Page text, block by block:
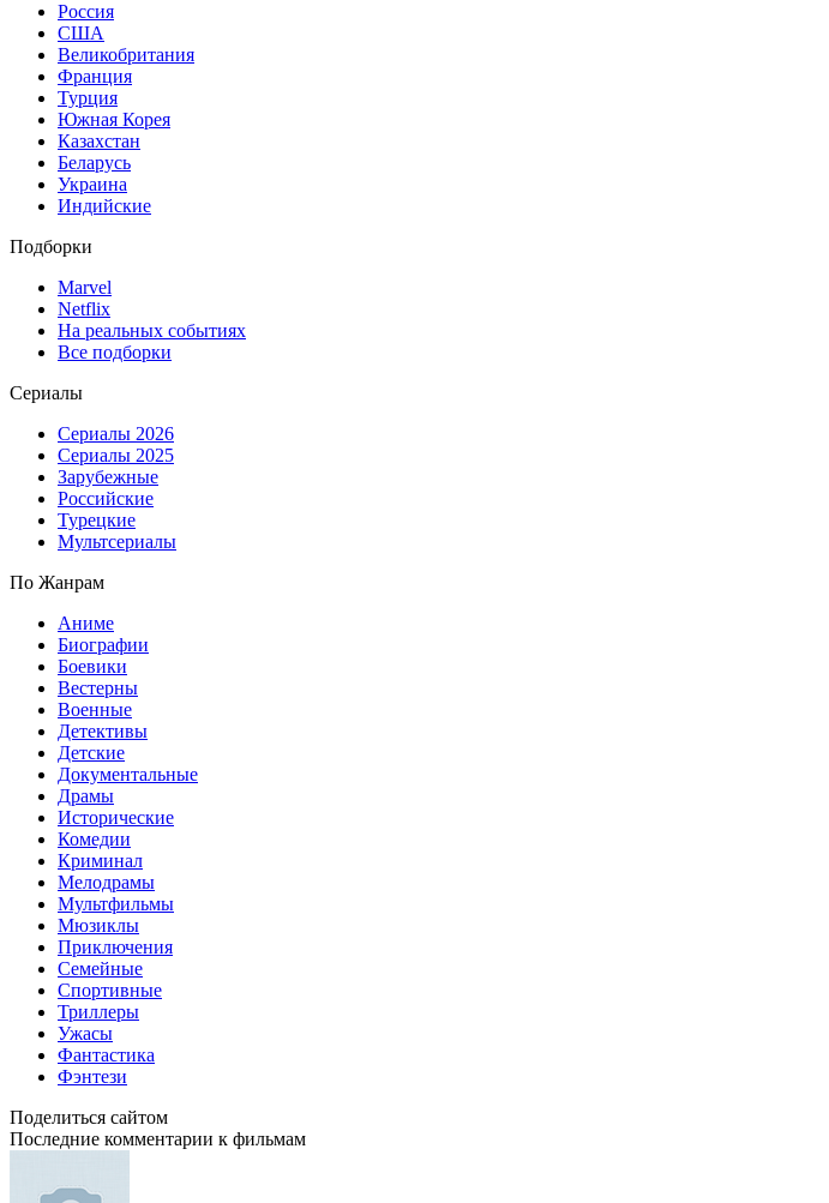
Россия
США
Великобритания
Франция
Турция
Южная Корея
Казахстан
Беларусь
Украина
Индийские
Подборки
Marvel
Netflix
На реальных событиях
Все подборки
Сериалы
Сериалы 2026
Сериалы 2025
Зарубежные
Российские
Турецкие
Мультсериалы
По Жанрам
Аниме
Биографии
Боевики
Вестерны
Военные
Детективы
Детские
Документальные
Драмы
Исторические
Комедии
Криминал
Мелодрамы
Мультфильмы
Мюзиклы
Приключения
Семейные
Спортивные
Триллеры
Ужасы
Фантастика
Фэнтези
Поделиться сайтом
Последние комментарии к фильмам